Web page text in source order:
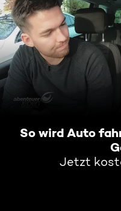
So wird Auto
Jetzt